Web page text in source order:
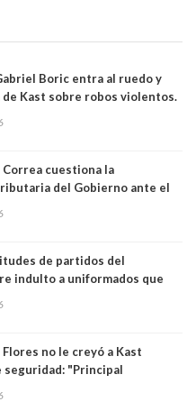
Boric entra al ruedo y
Kast sobre robos violentos.
cuestiona la
del Gobierno ante el
la alternancia en el
de partidos del
indulto a uniformados que
Flores no le creyó a Kast
seguridad: "Principal
dinero y levantar secreto